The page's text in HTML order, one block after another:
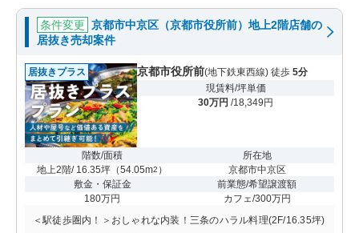
条件変更 京都市中京区（京都市役所前）地上2階店舗の
居抜き売却案件
居抜きプラス 京都市役所前(地下鉄東西線) 徒歩 5分
現賃料/坪単価
30万円 /18,349円
階数/面積
地上2階/ 16.35坪 （54.05m2 ）
所在地
京都市中京区
敷金・保証金
180万円
前業態/希望譲渡額
カフェ/300万円
＜駅徒歩圏内！＞おしゃれな内装！三条のハラル料理(2F/16.35坪)